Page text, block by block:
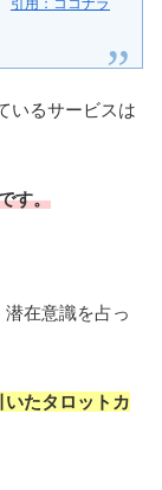
引用：ココナラ
いるサービスは
す。
在意識を占っ
たタロットカ